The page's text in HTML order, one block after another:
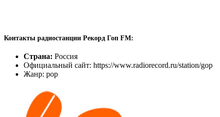
Контакты радиостанции Рекорд Гоп FM:
Страна: Россия
Официальный сайт: https://www.radiorecord.ru/station/gop
Жанр: pop